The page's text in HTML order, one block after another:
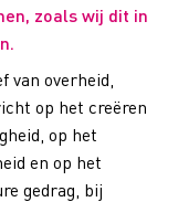
zoals wij dit in
overheid,
op het creëren
op het
en op het
gedrag, bij